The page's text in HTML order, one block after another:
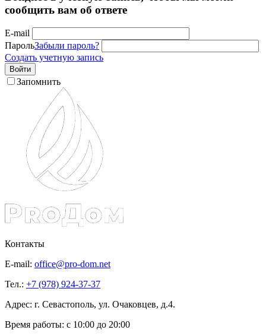
сообщить вам об ответе
E-mail
ПарольЗабыли пароль?
Создать учетную запись
Войти
Запомнить
Контакты
E-mail: office@pro-dom.net
Тел.: +7 (978) 924-37-37
Адрес: г. Севастополь, ул. Очаковцев, д.4.
Время работы: с 10:00 до 20:00